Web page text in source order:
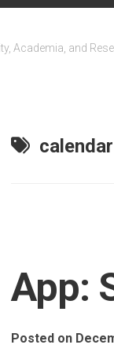
Academia, and
calendar
App:
Posted on